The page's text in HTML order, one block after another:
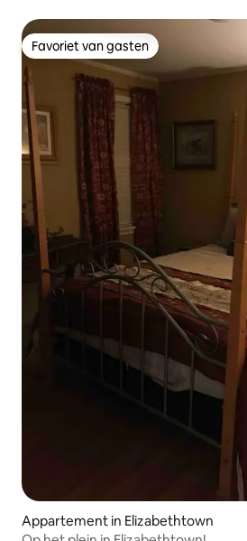
Favoriet van gasten
Favoriet van gasten
Appartement in Elizabethtown